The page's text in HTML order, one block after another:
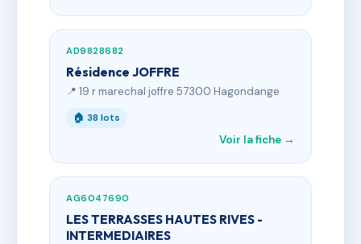
AD9828682
Résidence JOFFRE
📍 19 r marechal joffre 57300 Hagondange
🏠 38 lots
Voir la fiche →
AG6047690
LES TERRASSES HAUTES RIVES -
INTERMEDIAIRES